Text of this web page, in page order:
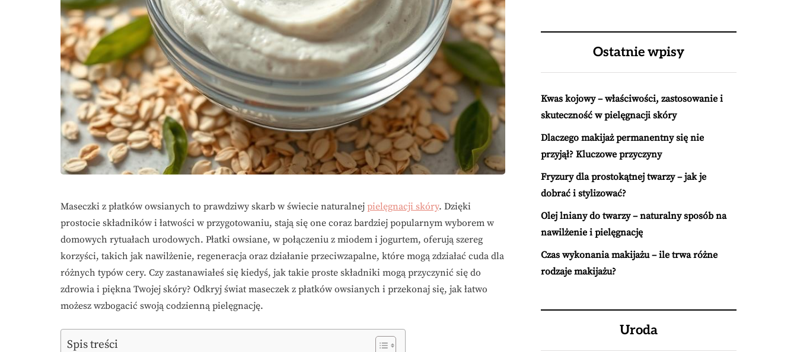
Maseczki z płatków owsianych to prawdziwy skarb w świecie naturalnej pielęgnacji skóry. Dzięki
prostocie składników i łatwości w przygotowaniu, stają się one coraz bardziej popularnym wyborem w
domowych rytuałach urodowych. Płatki owsiane, w połączeniu z miodem i jogurtem, oferują szereg
korzyści, takich jak nawilżenie, regeneracja oraz działanie przeciwzapalne, które mogą zdziałać cuda dla
różnych typów cery. Czy zastanawiałeś się kiedyś, jak takie proste składniki mogą przyczynić się do
zdrowia i piękna Twojej skóry? Odkryj świat maseczek z płatków owsianych i przekonaj się, jak łatwo
możesz wzbogacić swoją codzienną pielęgnację.
Spis treści
Ostatnie wpisy
Kwas kojowy – właściwości, zastosowanie i
skuteczność w pielęgnacji skóry
Dlaczego makijaż permanentny się nie
przyjął? Kluczowe przyczyny
Fryzury dla prostokątnej twarzy – jak je
dobrać i stylizować?
Olej lniany do twarzy – naturalny sposób na
nawilżenie i pielęgnację
Czas wykonania makijażu – ile trwa różne
rodzaje makijażu?
Uroda